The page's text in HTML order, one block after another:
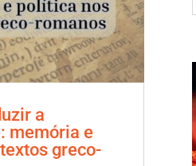
a
memória e
greco-